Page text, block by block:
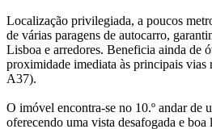
Localização privilegiada, a poucos
de várias paragens de autocarro,
Lisboa e arredores. Beneficia ainda de
proximidade imediata às principais
A37).
O imóvel encontra-se no 10.º andar de
oferecendo uma vista desafogada e